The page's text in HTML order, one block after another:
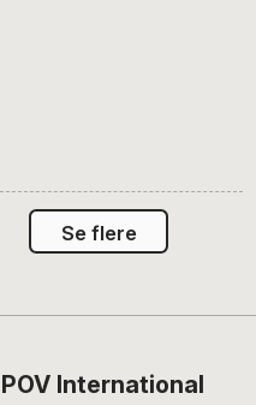
Se flere
POV International